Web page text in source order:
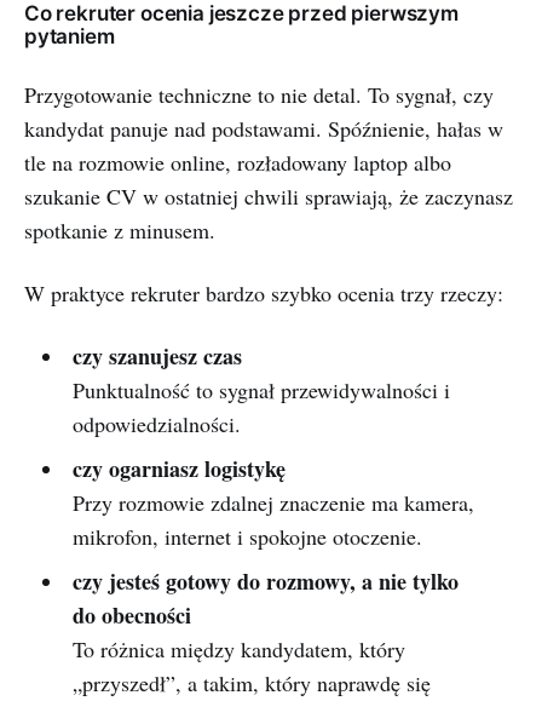
Co rekruter ocenia jeszcze przed pierwszym
pytaniem
Przygotowanie techniczne to nie detal. To sygnał, czy
kandydat panuje nad podstawami. Spóźnienie, hałas w
tle na rozmowie online, rozładowany laptop albo
szukanie CV w ostatniej chwili sprawiają, że zaczynasz
spotkanie z minusem.
W praktyce rekruter bardzo szybko ocenia trzy rzeczy:
czy szanujesz czas
Punktualność to sygnał przewidywalności i
odpowiedzialności.
czy ogarniasz logistykę
Przy rozmowie zdalnej znaczenie ma kamera,
mikrofon, internet i spokojne otoczenie.
czy jesteś gotowy do rozmowy, a nie tylko
do obecności
To różnica między kandydatem, który
„przyszedł”, a takim, który naprawdę się